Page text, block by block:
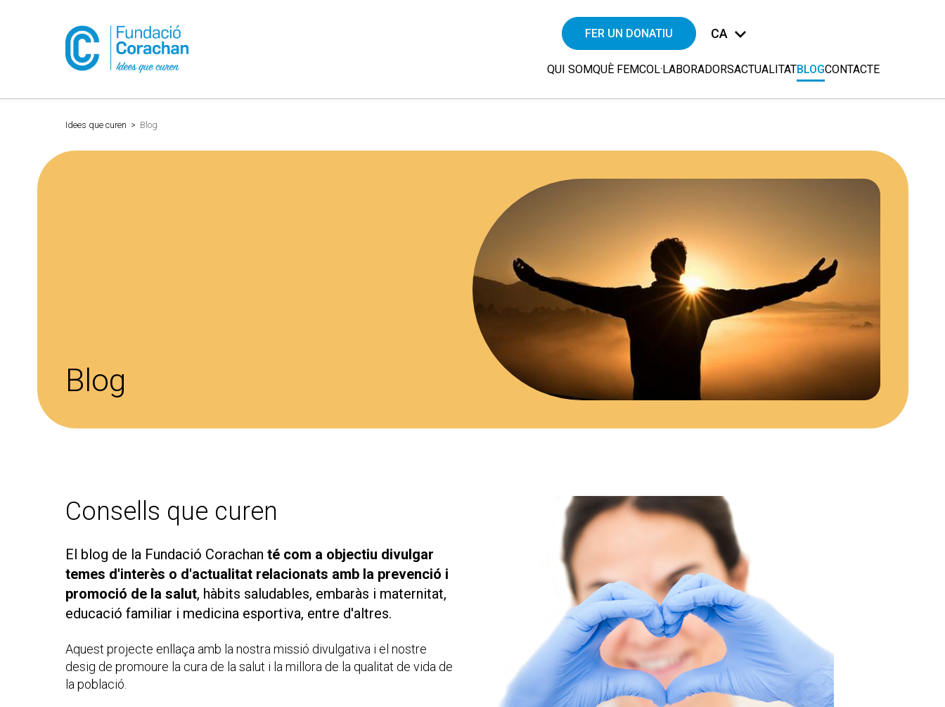
FER UN DONATIU CA
QUI SOMQUÈ FEMCOL·LABORADORSACTUALITATBLOGCONTACTE
Idees que curen > Blog
Blog
Consells que curen
El blog de la Fundació Corachan té com a objectiu divulgar
temes d'interès o d'actualitat relacionats amb la prevenció i
promoció de la salut, hàbits saludables, embaràs i maternitat,
educació familiar i medicina esportiva, entre d'altres.
Aquest projecte enllaça amb la nostra missió divulgativa i el nostre
desig de promoure la cura de la salut i la millora de la qualitat de vida de
la població.